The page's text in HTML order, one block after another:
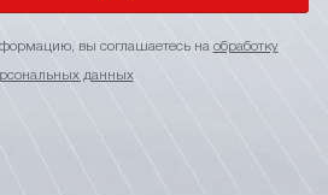
вы соглашаетесь на обработку
данных